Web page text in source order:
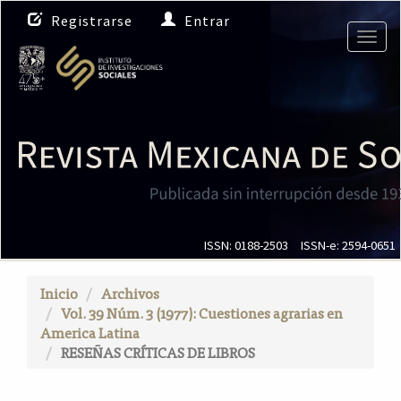
N
a
v
e
g
i
ó
n
c
a
Registrarse Entrar
ISSN: 0188-2503 ISSN-e: 2594-0651
Inicio
Archivos
Vol. 39 Núm. 3 (1977): Cuestiones agrarias en
America Latina
RESEÑAS CRÍTICAS DE LIBROS